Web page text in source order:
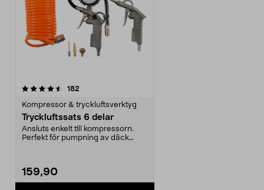
182
Kompressor & tryckluftsverktyg
Tryckluftssats 6 delar
Ansluts enkelt till kompressorn.
Perfekt för pumpning av däck
159,90